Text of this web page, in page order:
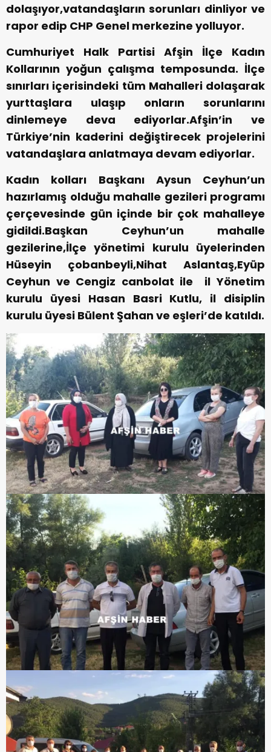
dolaşıyor,vatandaşların sorunları dinliyor ve
rapor edip CHP Genel merkezine yolluyor.
Cumhuriyet Halk Partisi Afşin İlçe Kadın
Kollarının yoğun çalışma temposunda. İlçe
sınırları içerisindeki tüm Mahalleri dolaşarak
yurttaşlara ulaşıp onların sorunlarını
dinlemeye deva ediyorlar.Afşin’in ve
Türkiye’nin kaderini değiştirecek projelerini
vatandaşlara anlatmaya devam ediyorlar.
Kadın kolları Başkanı Aysun Ceyhun’un
hazırlamış olduğu mahalle gezileri programı
çerçevesinde gün içinde bir çok mahalleye
gidildi.Başkan Ceyhun’un mahalle
gezilerine,İlçe yönetimi kurulu üyelerinden
Hüseyin çobanbeyli,Nihat Aslantaş,Eyüp
Ceyhun ve Cengiz canbolat ile il Yönetim
kurulu üyesi Hasan Basri Kutlu, il disiplin
kurulu üyesi Bülent Şahan ve eşleri’de katıldı.